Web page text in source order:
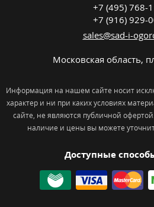
Доступные
+7 (495) 768-
+7 (916) 929-
sales@sad-i-
Московская область,
Информация на нашем сайте носит
характер и ни при каких условиях
сайте, не являются публичной
наличие и цены вы можете